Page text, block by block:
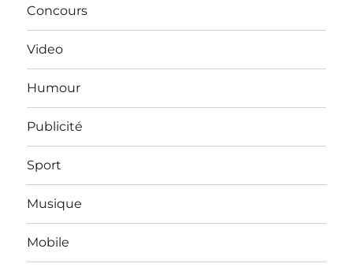
Concours
Video
Humour
Publicité
Sport
Musique
Mobile